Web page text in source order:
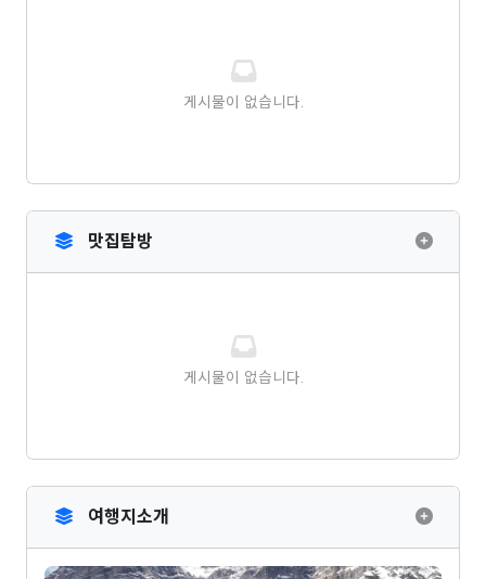
게시물이 없습니다.
맛집탐방
게시물이 없습니다.
여행지소개